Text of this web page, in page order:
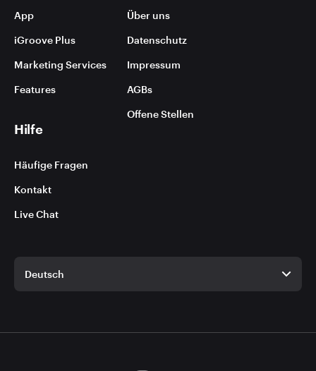
Deutsch
App
iGroove Plus
Marketing Services
Features
Über uns
Datenschutz
Impressum
AGBs
Offene Stellen
Hilfe
Häufige Fragen
Kontakt
Live Chat